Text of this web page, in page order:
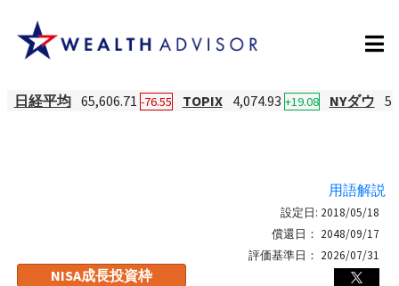
日経平均 65,606.71 -76.55 TOPIX 4,074.93 +19.08 NYダウ
用語解説
NISA成長投資枠
設定日: 2018/05/18
償還日： 2048/09/17
評価基準日： 2026/07/31